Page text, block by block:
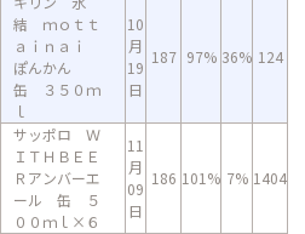
結 ｍｏｔｔ
ａｉｎａｉ
ぽんかん
缶 ３５０ｍ
ｌ
10
月
19
日
187 97% 36% 124
サッポロ Ｗ
ＩＴＨＢＥＥ
Ｒアンバーエ
ール 缶 ５
００ｍｌ×６
11
月
09
日
186 101% 7% 1404